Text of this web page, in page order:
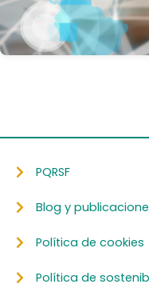
PQRSF
Blog y
Política de cookies
Política de